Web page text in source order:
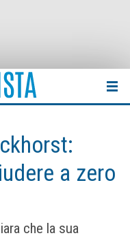
a zero
che la sua